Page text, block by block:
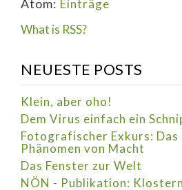
Atom: Einträge
What is RSS?
NEUESTE POSTS
Klein, aber oho!
Dem Virus einfach ein
Fotografischer Exkurs:
Phänomen von Macht
Das Fenster zur Welt
NÖN - Publikation: